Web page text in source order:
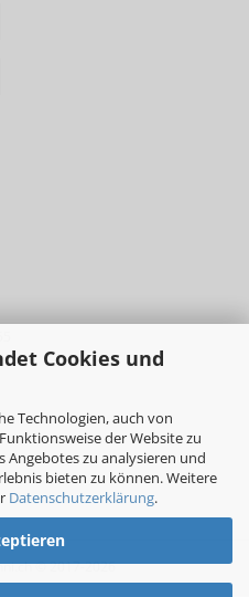
Cookies und
Technologien, auch von
der Website zu
Angebotes zu analysieren und
bieten zu können. Weitere
Datenschutzerklärung.
© 2017-2026